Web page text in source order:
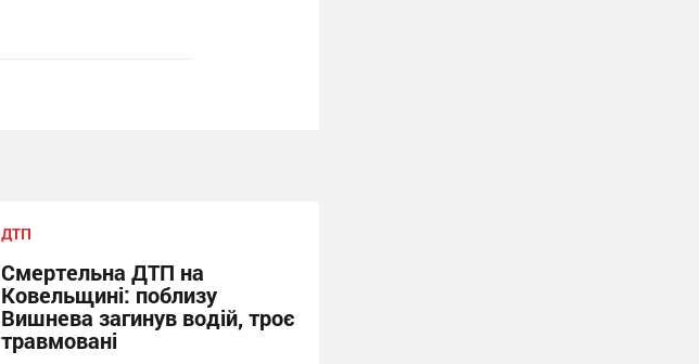
ДТП
Смертельна ДТП на
Ковельщині: поблизу
Вишнева загинув водій, троє
травмовані